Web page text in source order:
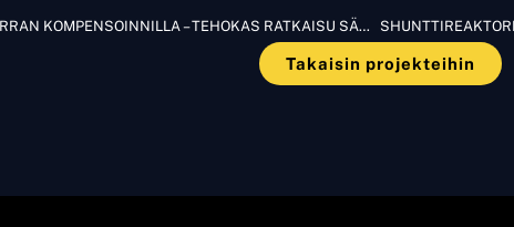
SHUNTTIREAKTORI MAASULKUVIRRAN KOMPENSOINNILLA – TEHOKAS RATKAISU SÄHKÖVERKON TURVALLISUUTEEN JA TOIMITUSVARMUUTEEN
Takaisin projekteihin